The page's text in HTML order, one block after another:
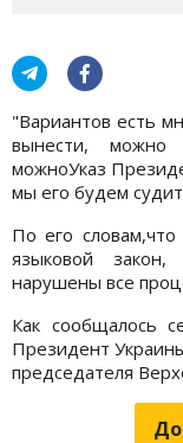
"Вариантов есть
вынести, можно
можноУказ
мы его будем
По его
языковой
нарушены все
Как сообщалось
Президент
председателя